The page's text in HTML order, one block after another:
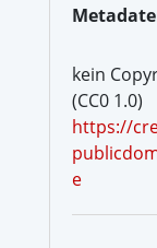
kein
(CC0 1.0)
https://
e